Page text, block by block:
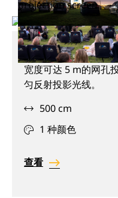
正投加大网孔幕
宽度可达 5 m的网孔
匀反射投影光线。
户
外,
声,
宽
500 cm
1 种颜色
查看